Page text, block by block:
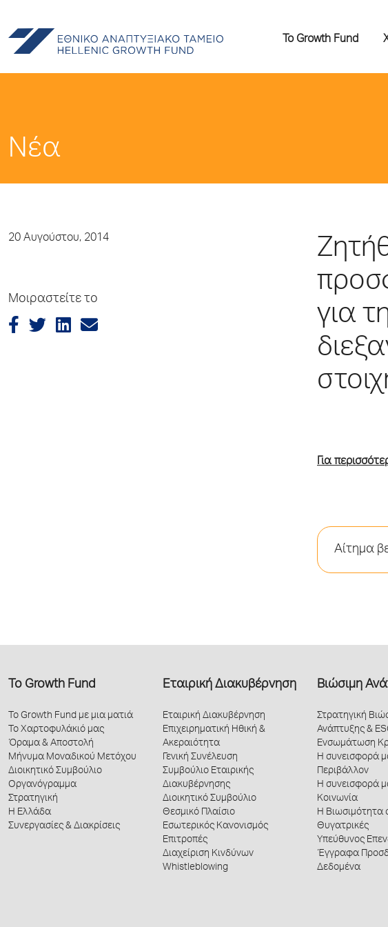
Το Growth Fund
Νέα
20 Αυγούστου, 2014
Μοιραστείτε το
για
Για
Αίτημα
Το Growth Fund
Το Growth Fund με μια ματιά
Το Χαρτοφυλάκιό μας
Όραμα & Αποστολή
Μήνυμα Μοναδικού Μετόχου
Διοικητικό Συμβούλιο
Οργανόγραμμα
Στρατηγική
Η Ελλάδα
Συνεργασίες & Διακρίσεις
Εταιρική Διακυβέρνηση
Εταιρική Διακυβέρνηση
Επιχειρηματική Ηθική &
Ακεραιότητα
Γενική Συνέλευση
Συμβούλιο Εταιρικής
Διακυβέρνησης
Διοικητικό Συμβούλιο
Θεσμικό Πλαίσιο
Εσωτερικός Κανονισμός
Επιτροπές
Διαχείριση Κινδύνων
Whistleblowing
Βιώσιμη
Στρατηγική
Ανάπτυξης &
Ενσωμάτωση
Η συνεισφορά
Περιβάλλον
Η συνεισφορά
Κοινωνία
Η Βιωσιμότητα
Θυγατρικές
Υπεύθυνος
Έγγραφα
Δεδομένα